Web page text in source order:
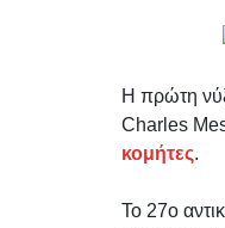
Η πρώτη
Charles
κομήτες.
Το 27ο